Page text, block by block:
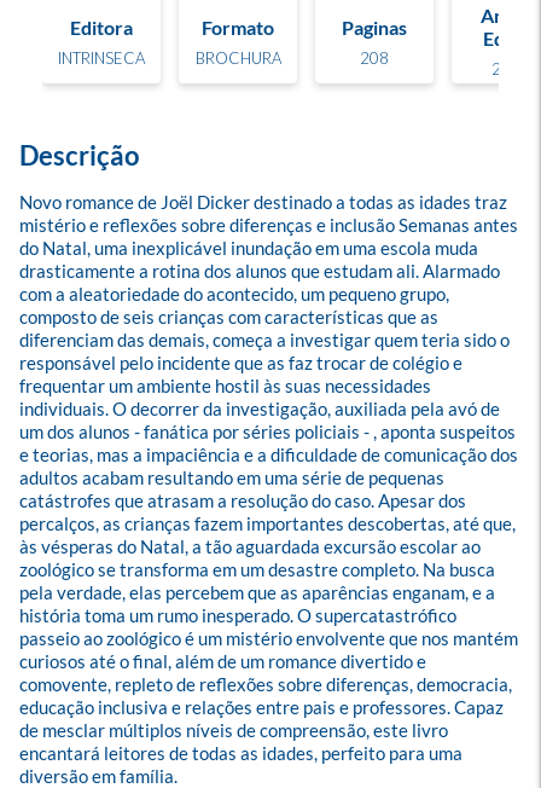
Editora
INTRINSECA
Formato
BROCHURA
Paginas
208
Ano de
Edição
2026
Descrição
Novo romance de Joël Dicker destinado a todas as idades traz
mistério e reflexões sobre diferenças e inclusão Semanas antes
do Natal, uma inexplicável inundação em uma escola muda
drasticamente a rotina dos alunos que estudam ali. Alarmado
com a aleatoriedade do acontecido, um pequeno grupo,
composto de seis crianças com características que as
diferenciam das demais, começa a investigar quem teria sido o
responsável pelo incidente que as faz trocar de colégio e
frequentar um ambiente hostil às suas necessidades
individuais. O decorrer da investigação, auxiliada pela avó de
um dos alunos - fanática por séries policiais - , aponta suspeitos
e teorias, mas a impaciência e a dificuldade de comunicação dos
adultos acabam resultando em uma série de pequenas
catástrofes que atrasam a resolução do caso. Apesar dos
percalços, as crianças fazem importantes descobertas, até que,
às vésperas do Natal, a tão aguardada excursão escolar ao
zoológico se transforma em um desastre completo. Na busca
pela verdade, elas percebem que as aparências enganam, e a
história toma um rumo inesperado. O supercatastrófico
passeio ao zoológico é um mistério envolvente que nos mantém
curiosos até o final, além de um romance divertido e
comovente, repleto de reflexões sobre diferenças, democracia,
educação inclusiva e relações entre pais e professores. Capaz
de mesclar múltiplos níveis de compreensão, este livro
encantará leitores de todas as idades, perfeito para uma
diversão em família.